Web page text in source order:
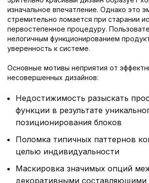
изначальное впечатление. Однако это
стремительно ломается при старании
первостепенное процедуру.
нелогичным функционированием
уверенность к системе.
Основные мотивы неприятия от
несовершенных дизайнов:
Недостижимость разыскать
функции в результате
позиционирования блоков
Поломка типичных паттернов
целью индивидуальности
Маскировка значимых опций
декоративными составляющими